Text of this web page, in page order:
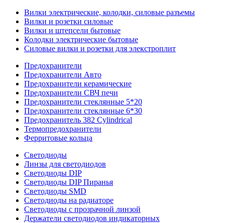
Вилки электрические, колодки, силовые разъемы
Вилки и розетки силовые
Вилки и штепсели бытовые
Колодки электрические бытовые
Силовые вилки и розетки для элекстроплит
Предохранители
Предохранители Авто
Предохранители керамические
Предохранители СВЧ печи
Предохранители стеклянные 5*20
Предохранители стеклянные 6*30
Предохранитель 382 Cylindrical
Термопредохранители
Ферритовые кольца
Светодиоды
Линзы для светодиодов
Светодиоды DIP
Светодиоды DIP Пиранья
Светодиоды SMD
Светодиоды на радиаторе
Светодиоды с прозрачной линзой
Держатели светодиодов индикаторных